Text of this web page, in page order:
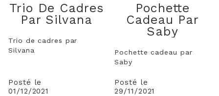
Trio De Cadres
Par Silvana
Trio de cadres par
Silvana
Posté le
01/12/2021
Pochette
Cadeau Par
Saby
Pochette cadeau par
Saby
Posté le
29/11/2021